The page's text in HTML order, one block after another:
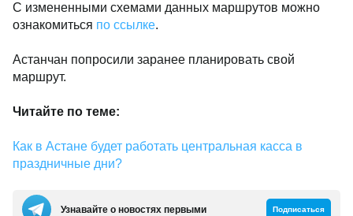
С измененными схемами данных маршрутов можно
ознакомиться по ссылке.
Астанчан попросили заранее планировать свой
маршрут.
Читайте по теме:
Как в Астане будет работать центральная касса в
праздничные дни?
Узнавайте о новостях первыми Подписаться